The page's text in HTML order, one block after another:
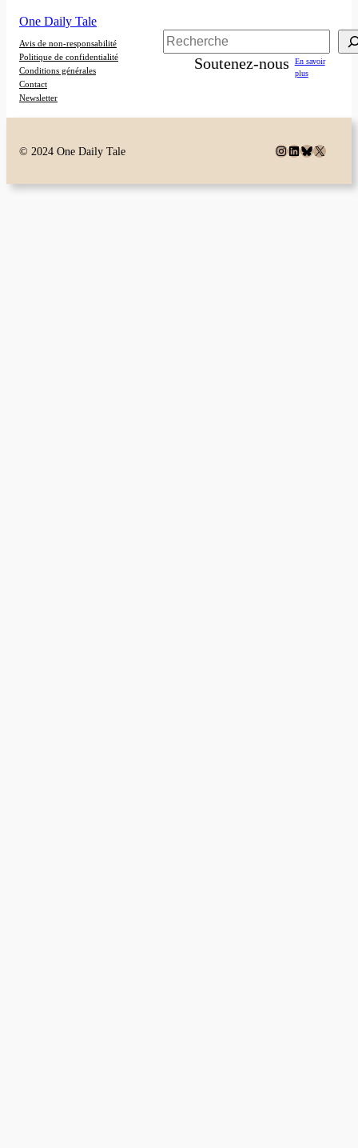
One Daily Tale
Avis de non-responsabilité
Politique de confidentialité
Conditions générales
Contact
Newsletter
Rechercher
Soutenez-nous
En savoir
plus
© 2024 One Daily Tale Instagram
LinkedIn
Bluesky
X